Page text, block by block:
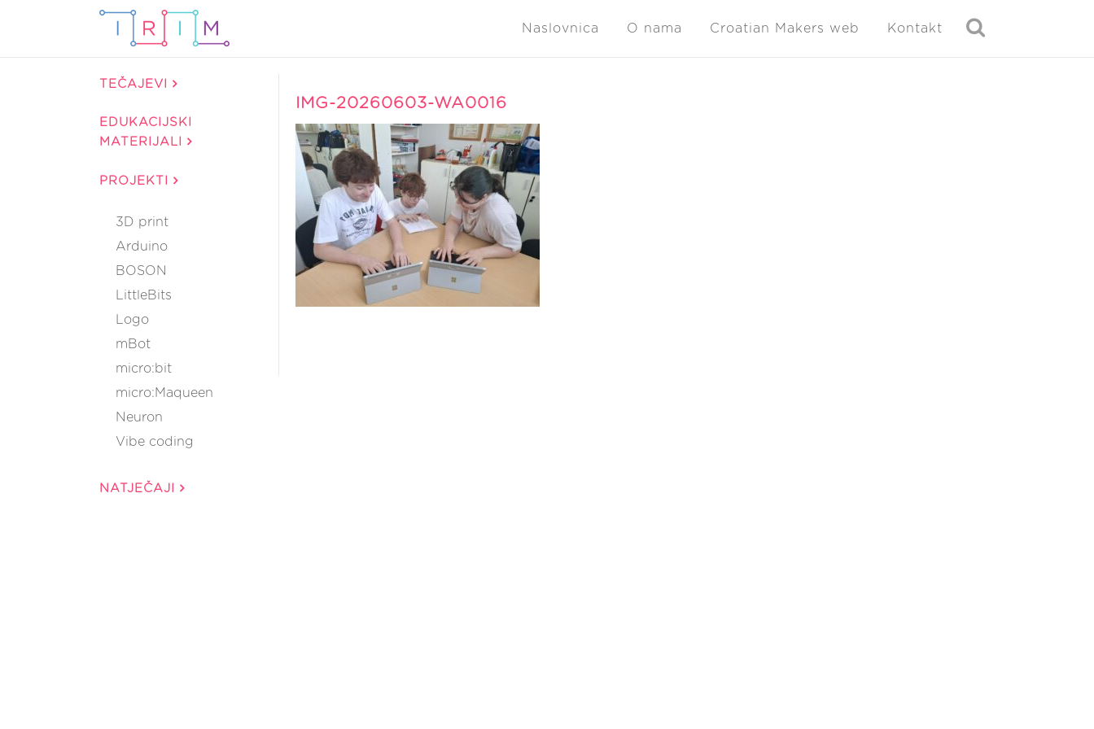
Naslovnica O nama Croatian Makers web Kontakt
TEČAJEVI
EDUKACIJSKI
MATERIJALI
PROJEKTI
3D print
Arduino
BOSON
LittleBits
Logo
mBot
micro:bit
micro:Maqueen
Neuron
Vibe coding
NATJEČAJI
IMG-20260603-WA0016